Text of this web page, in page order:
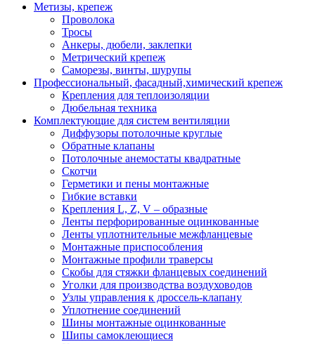
Метизы, крепеж
Проволока
Тросы
Анкеры, дюбели, заклепки
Метрический крепеж
Саморезы, винты, шурупы
Профессиональный, фасадный,химический крепеж
Крепления для теплоизоляции
Дюбельная техника
Комплектующие для систем вентиляции
Диффузоры потолочные круглые
Обратные клапаны
Потолочные анемостаты квадратные
Скотчи
Герметики и пены монтажные
Гибкие вставки
Крепления L, Z, V – образные
Ленты перфорированные оцинкованные
Ленты уплотнительные межфланцевые
Монтажные приспособления
Монтажные профили траверсы
Скобы для стяжки фланцевых соединений
Уголки для производства воздуховодов
Узлы управления к дроссель-клапану
Уплотнение соединений
Шины монтажные оцинкованные
Шипы самоклеющиеся